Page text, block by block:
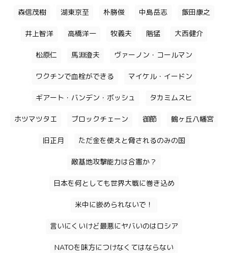
森信茂樹 湖東京至 朴勝俊 中島岳志 飯田康之
井上智洋 高橋洋一 牧義夫 階猛 大西健介
松原仁 馬淵澄夫 ヴァーノン・コールマン
ワクチンで血栓ができる マイケル・イードン
ギアート・バンデン・ボッシュ タカミムスヒ
ホツマツタエ ブロックチェーン 御節 鶴ヶ丘八幡宮
旧正月 ただ金を使えと脅されるのみの国
敵基地攻撃能力は合憲か？
日本を何としても世界大戦に巻き込め
米中に嵌められないで！
言いにくいけど最悪にヤバいのはロシア
NATOを味方につけなくてはならない